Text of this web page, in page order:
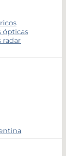
ópticas
radar